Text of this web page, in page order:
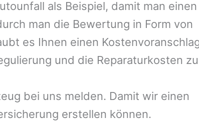
als Beispiel, damit man einen
man die Bewertung in Form von
es Ihnen einen
und die Reparaturkosten
bei uns melden. Damit wir einen
erstellen können.